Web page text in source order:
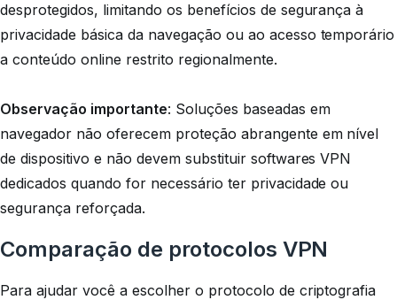
desprotegidos, limitando os benefícios de segurança à
privacidade básica da navegação ou ao acesso temporário
a conteúdo online restrito regionalmente.
Observação importante: Soluções baseadas em
navegador não oferecem proteção abrangente em nível
de dispositivo e não devem substituir softwares VPN
dedicados quando for necessário ter privacidade ou
segurança reforçada.
Comparação de protocolos VPN
Para ajudar você a escolher o protocolo de criptografia